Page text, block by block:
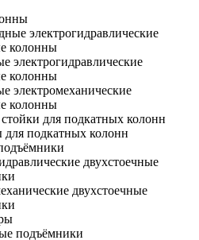
электрогидравлические
колонны
электрогидравлические
колонны
электромеханические
колонны
для подкатных колонн
для подкатных колонн
двухстоечные
двухстоечные
подъёмники